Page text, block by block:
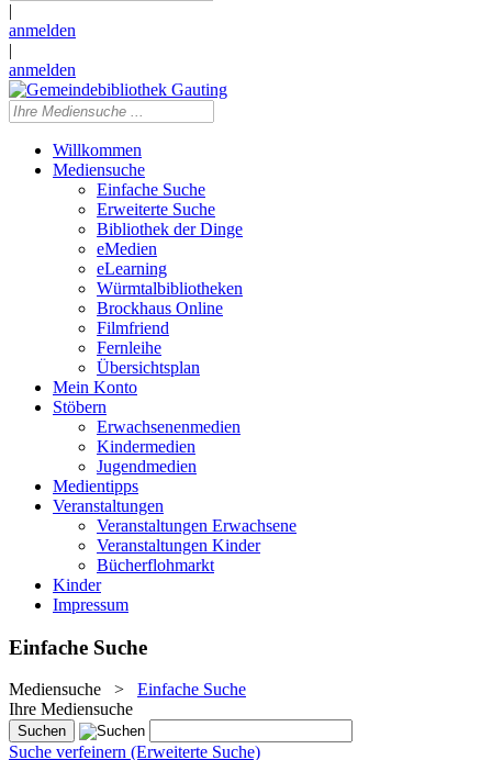
|
anmelden
|
anmelden
Willkommen
Mediensuche
Einfache Suche
Erweiterte Suche
Bibliothek der Dinge
eMedien
eLearning
Würmtalbibliotheken
Brockhaus Online
Filmfriend
Fernleihe
Übersichtsplan
Mein Konto
Stöbern
Erwachsenenmedien
Kindermedien
Jugendmedien
Medientipps
Veranstaltungen
Veranstaltungen Erwachsene
Veranstaltungen Kinder
Bücherflohmarkt
Kinder
Impressum
Einfache Suche
Mediensuche > Einfache Suche
Ihre Mediensuche
Suche verfeinern (Erweiterte Suche)